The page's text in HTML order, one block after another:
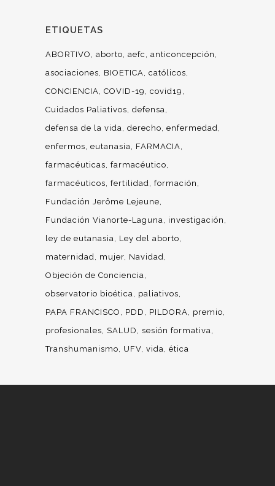
ETIQUETAS
ABORTIVO aborto aefc
anticoncepción
asociaciones
BIOETICA católicos
CONCIENCIA COVID-19
covid19
Cuidados Paliativos defensa
defensa de la vida derecho enfermedad
enfermos eutanasia
FARMACIA
farmacéuticas farmacéutico
farmacéuticos fertilidad formación
Fundación Jerôme Lejeune
Fundación Vianorte-Laguna
investigación
ley de eutanasia
Ley del aborto
maternidad
mujer Navidad
Objeción de Conciencia
observatorio bioética
paliativos
PAPA FRANCISCO
PDD PILDORA
premio
profesionales
SALUD
sesión formativa
Transhumanismo
UFV vida ética